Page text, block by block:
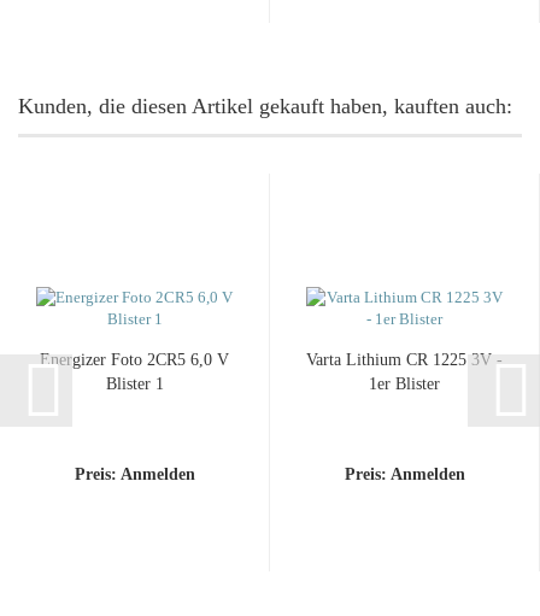
Kunden, die diesen Artikel gekauft haben, kauften auch:
En­er­gi­zer Foto 2CR5 6,0 V
Blis­ter 1
Preis: Anmelden
Varta Li­thi­um CR 1225 3V -
1er Blis­ter
Preis: Anmelden